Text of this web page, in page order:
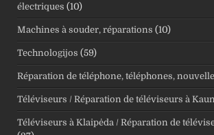
électriques (10)
Machines à souder, réparations (10)
Technologijos (59)
Réparation de téléphone, téléphones,
Téléviseurs / Réparation de téléviseurs à
Téléviseurs à Klaipėda / Réparation de